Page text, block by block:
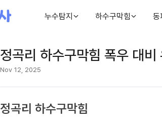
누수탐지 하수구막힘 동
정곡리 하수구막힘 폭우 대비
Nov 12, 2025
정곡리 하수구막힘